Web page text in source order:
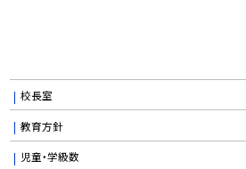
校長室
教育方針
児童・学級数